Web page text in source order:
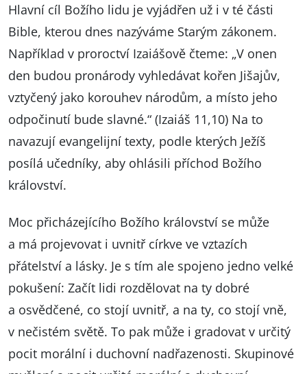
Hlavní cíl Božího lidu je vyjádřen už i v té části
Bible, kterou dnes nazýváme Starým zákonem.
Například v proroctví Izaiášově čteme: „V onen
den budou pronárody vyhledávat kořen Jišajův,
vztyčený jako korouhev národům, a místo jeho
odpočinutí bude slavné.“ (Izaiáš 11,10) Na to
navazují evangelijní texty, podle kterých Ježíš
posílá učedníky, aby ohlásili příchod Božího
království.
Moc přicházejícího Božího království se může
a má projevovat i uvnitř církve ve vztazích
přátelství a lásky. Je s tím ale spojeno jedno velké
pokušení: Začít lidi rozdělovat na ty dobré
a osvědčené, co stojí uvnitř, a na ty, co stojí vně,
v nečistém světě. To pak může i gradovat v určitý
pocit morální i duchovní nadřazenosti. Skupinové